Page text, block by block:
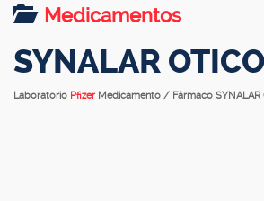
Medicamentos
SYNALAR OTICO
Laboratorio Pfizer Medicamento / Fármaco SYNALAR